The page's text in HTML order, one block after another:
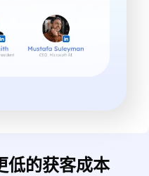
低的获客成本